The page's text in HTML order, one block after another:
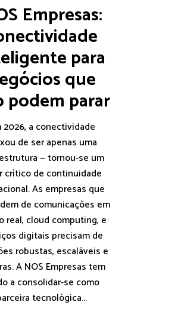
Empresas:
para
que
podem parar
2026, a conectividade
de ser apenas uma
— tornou-se um
crítico de continuidade
As empresas que
de comunicações em
real, cloud computing, e
digitais precisam de
robustas, escaláveis e
A NOS Empresas tem
a consolidar-se como
tecnológica...